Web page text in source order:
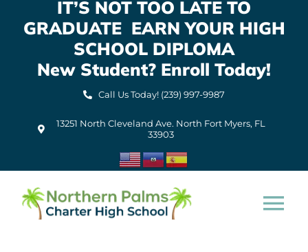
IT’S NOT TOO LATE TO
GRADUATE EARN YOUR HIGH
SCHOOL DIPLOMA
New Student? Enroll Today!
Call Us Today! (239) 997-9987
13251 North Cleveland Ave. North Fort Myers, FL
33903